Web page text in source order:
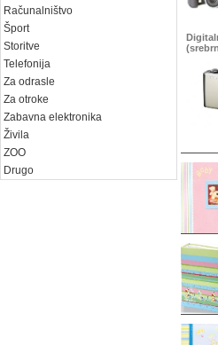
Računalništvo
Šport
Storitve
Telefonija
Za odrasle
Za otroke
Zabavna elektronika
Živila
ZOO
Drugo